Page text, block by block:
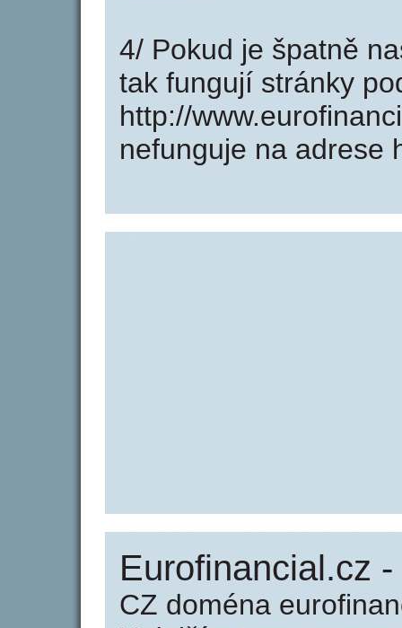
4/ Pokud je špatně
tak fungují stránky
http://
nefunguje na adrese
Eurofinancial.cz
CZ doména